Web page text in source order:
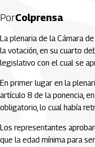
PorColprensa
La plenaria de la Cámara
la votación, en su cuarto
legislativo con el cual se
En primer lugar en la
artículo 8 de la ponencia,
obligatorio, lo cual había
Los representantes
que la edad mínima para